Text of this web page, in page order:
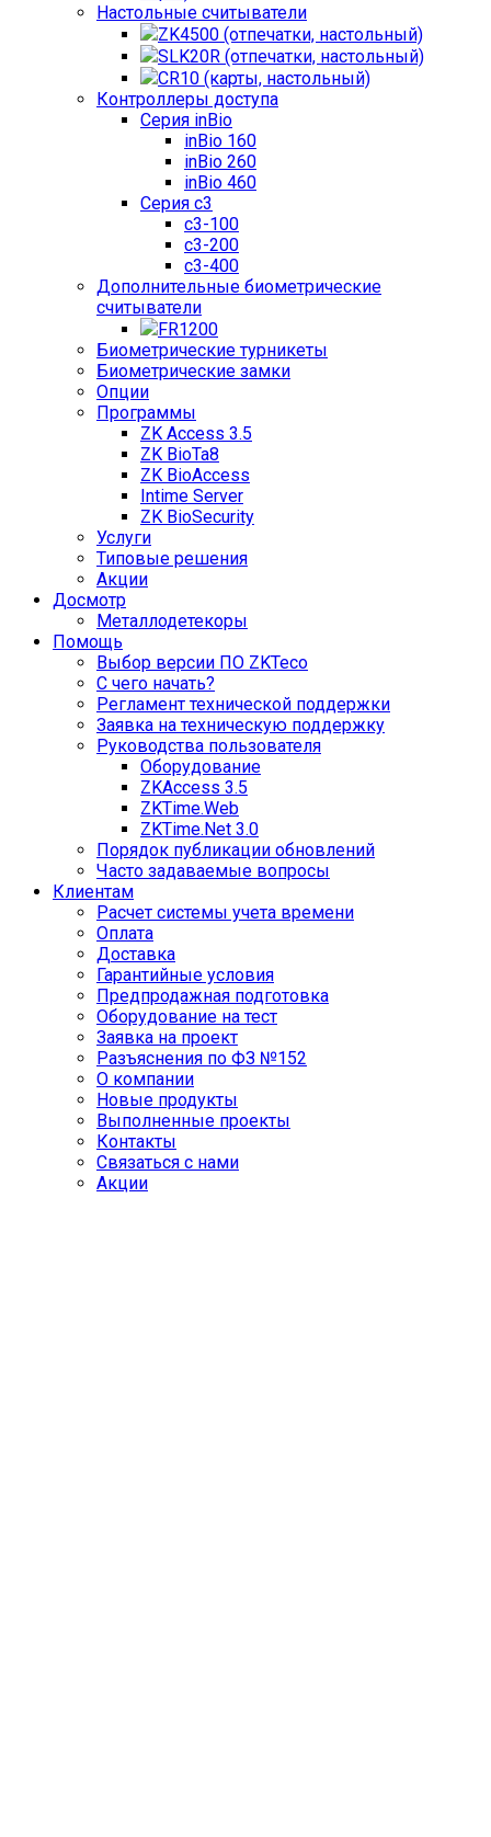
Настольные считыватели
ZK4500 (отпечатки, настольный)
SLK20R (отпечатки, настольный)
CR10 (карты, настольный)
Контроллеры доступа
Серия inBio
inBio 160
inBio 260
inBio 460
Серия c3
c3-100
c3-200
c3-400
Дополнительные биометрические
считыватели
FR1200
Биометрические турникеты
Биометрические замки
Опции
Программы
ZK Access 3.5
ZK BioTa8
ZK BioAccess
Intime Server
ZK BioSecurity
Услуги
Типовые решения
Акции
Досмотр
Металлодетекоры
Помощь
Выбор версии ПО ZKTeco
С чего начать?
Регламент технической поддержки
Заявка на техническую поддержку
Руководства пользователя
Оборудование
ZKAccess 3.5
ZKTime.Web
ZKTime.Net 3.0
Порядок публикации обновлений
Часто задаваемые вопросы
Клиентам
Расчет системы учета времени
Оплата
Доставка
Гарантийные условия
Предпродажная подготовка
Оборудование на тест
Заявка на проект
Разъяснения по ФЗ №152
О компании
Новые продукты
Выполненные проекты
Контакты
Связаться с нами
Акции